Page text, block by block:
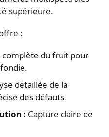
supérieure.
:
complète du fruit pour
détaillée de la
des défauts.
: Capture claire de